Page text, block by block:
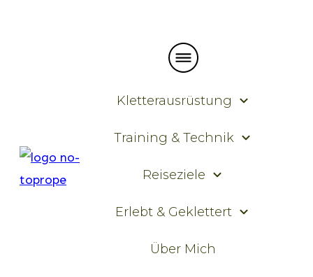
Kletterausrüstung
Training & Technik
Reiseziele
Erlebt & Geklettert
Über Mich